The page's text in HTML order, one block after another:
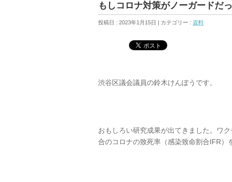
もしコロナ対策がノーガードだ
投稿日 : 2023年1月15日 | カテゴリー : 資料
渋谷区議会議員の鈴木けんぽうです。
おもしろい研究成果が出てきました。ワ
合のコロナの致死率（感染致命割合IFR）